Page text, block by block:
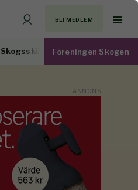
BLI MEDLEM
Skogsskötsel Virkesmarknad
Föreningen Skogen